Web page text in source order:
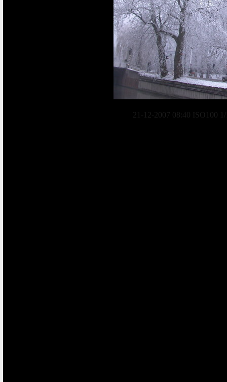
21-12-2007 08:40 ISO100